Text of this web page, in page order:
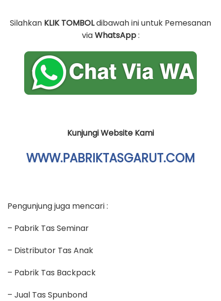
Silahkan KLIK TOMBOLdibawah ini untuk Pemesanan
viaWhatsApp:
Kunjungi Website Kami
WWW.PABRIKTASGARUT.COM
Pengunjung juga mencari :
– Pabrik Tas Seminar
– Distributor Tas Anak
– Pabrik Tas Backpack
– Jual Tas Spunbond